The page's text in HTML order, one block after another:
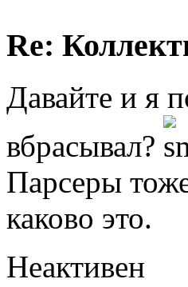
Re:
Давайте и я
вбрасывал?
Парсеры
каково это.
Неактивен